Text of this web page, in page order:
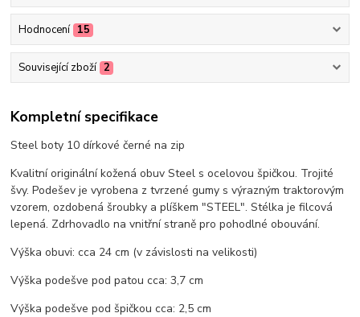
Hodnocení 15
Související zboží 2
Kompletní specifikace
Steel boty 10 dírkové černé na zip
Kvalitní originální kožená obuv Steel s ocelovou špičkou. Trojité
švy. Podešev je vyrobena z tvrzené gumy s výrazným traktorovým
vzorem, ozdobená šroubky a plíškem "STEEL". Stélka je filcová
lepená. Zdrhovadlo na vnitřní straně pro pohodlné obouvání.
Výška obuvi: cca 24 cm (v závislosti na velikosti)
Výška podešve pod patou cca: 3,7 cm
Výška podešve pod špičkou cca: 2,5 cm